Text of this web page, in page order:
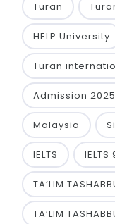
Turan
HELP University
Turan
Admission 2025
Malaysia
IELTS IELTS
TA’LIM
TA’LIM